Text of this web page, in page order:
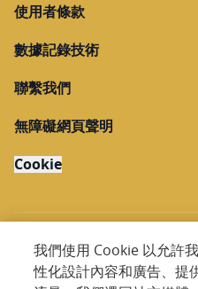
使用者條款
數據記錄技術
聯繫我們
無障礙網頁聲明
Cookie
Copyright @ 2026
我們使用 Cookie 以允許
性化設計內容和廣告、提